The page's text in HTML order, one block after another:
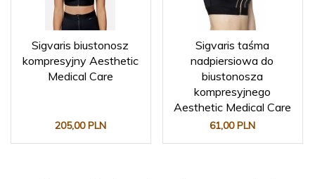
Sigvaris biustonosz
kompresyjny Aesthetic
Medical Care
205,00 PLN
Sigvaris taśma
nadpiersiowa do
biustonosza
kompresyjnego
Aesthetic Medical Care
61,00 PLN